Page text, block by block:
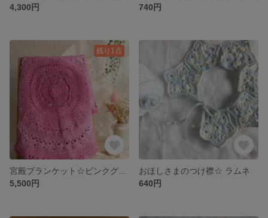
4,300円
740円
残り1点
5,500円
おほしさまのつけ襟☆ ラムネ
640円